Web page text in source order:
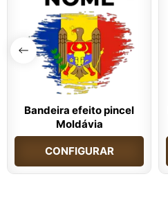
Bandeira efeito pincel
Moldávia
CONFIGURAR